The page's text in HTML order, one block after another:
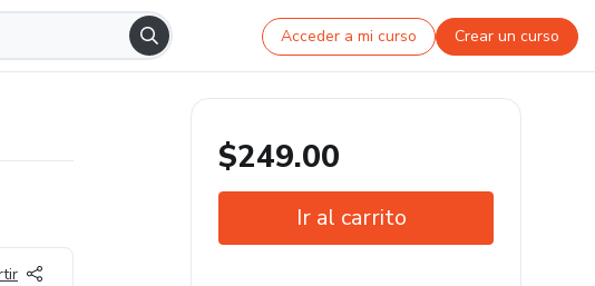
Acceder a mi curso Crear un curso
$249.00
Ir al carrito